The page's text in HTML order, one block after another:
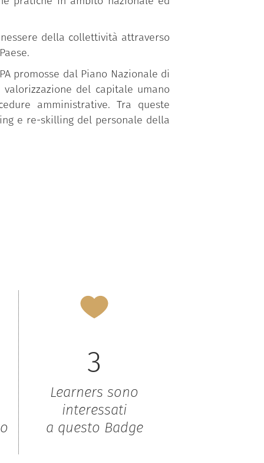
della collettività attraverso
promosse dal Piano Nazionale di
del capitale umano
amministrative. Tra queste
e re-skilling del personale della
3
Learners sono
interessati
a questo Badge